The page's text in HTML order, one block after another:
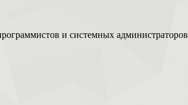
и системных администраторов